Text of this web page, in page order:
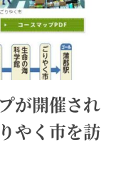
が開催され
やく市を訪